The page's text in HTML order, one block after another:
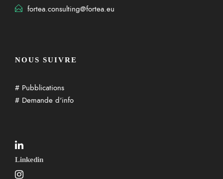
fortea.consulting@fortea.eu
NOUS SUIVRE
# Pubblications
# Demande d'info
Linkedin